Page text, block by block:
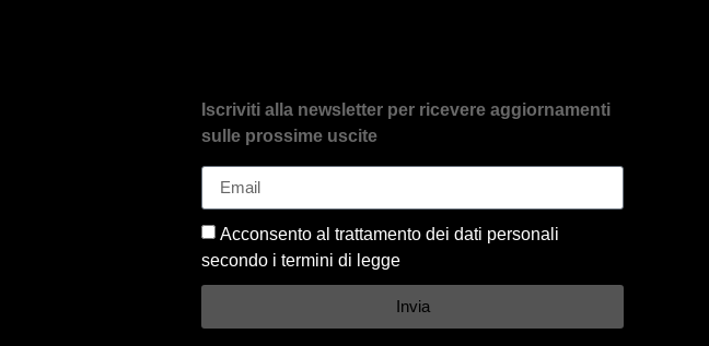
Iscriviti alla newsletter per ricevere aggiornamenti
sulle prossime uscite
Acconsento al trattamento dei dati personali
secondo i termini di legge
Invia